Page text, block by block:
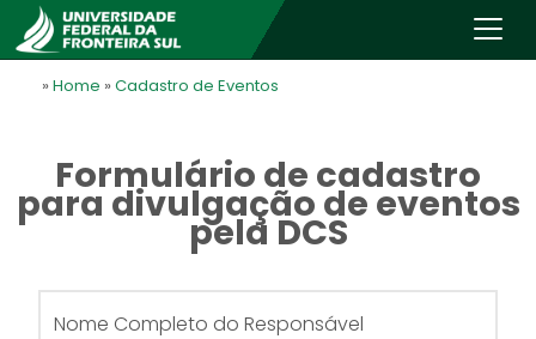
» Home » Cadastro de Eventos
Formulário de cadastro
para divulgação de eventos
pela DCS
Nome Completo do Responsável